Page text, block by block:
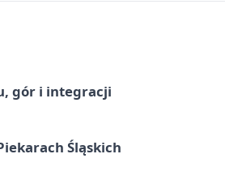
gór i integracji
Śląskich